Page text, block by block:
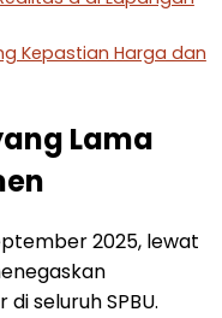
Kepastian Harga dan
Lama
2025, lewat
seluruh SPBU.